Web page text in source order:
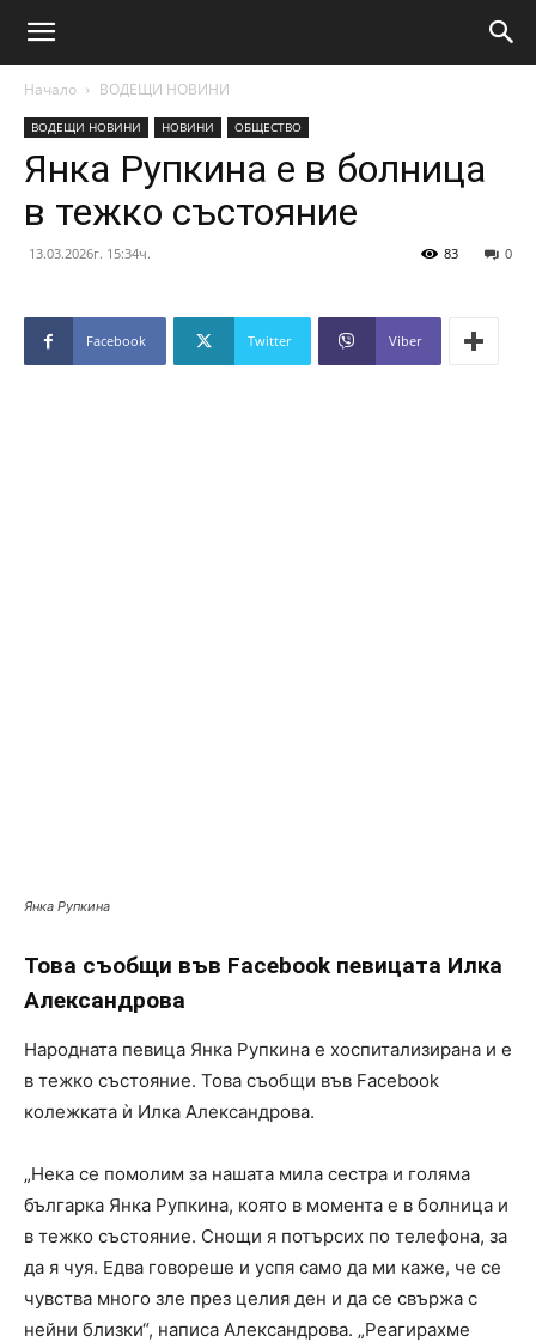
Начало ВОДЕЩИ НОВИНИ
ВОДЕЩИ НОВИНИ НОВИНИ ОБЩЕСТВО
Янка Рупкина е в болница
в тежко състояние
13.03.2026г. 15:34ч. 0
83
Facebook Twitter Viber
Янка Рупкина
Това съобщи във Facebook певицата Илка
Александрова
Народната певица Янка Рупкина е хоспитализирана и е
в тежко състояние. Това съобщи във Facebook
колежката ѝ Илка Александрова.
„Нека се помолим за нашата мила сестра и голяма
българка Янка Рупкина, която в момента е в болница и
в тежко състояние. Снощи я потърсих по телефона, за
да я чуя. Едва говореше и успя само да ми каже, че се
чувства много зле през целия ден и да се свържа с
нейни близки“, написа Александрова. „Реагирахме